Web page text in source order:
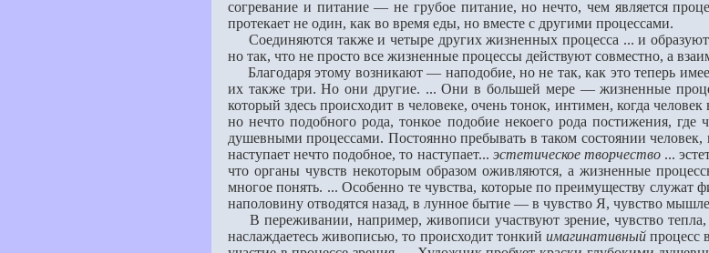
согревание и питание — не грубое питание, но нечто, чем является
протекает не один, как во время еды, но вместе с другими процессами.
Соединяются также и четыре других жизненных процесса ... и
но так, что не просто все жизненные процессы действу­ют совместно, а
Благодаря этому возникают — наподобие, но не так, как это теперь
их также три. Но они другие. ... Они в большей мере — жиз­ненные
который здесь проис­ходит в человеке, очень тонок, интимен, когда
но нечто подобного рода, тонкое подобие некоего рода постижения,
душевными процессами. Постоянно пребывать в таком состоянии
наступает нечто подобное, то наступает... эстетическое творчество...
что органы чувств некоторым образом оживляются, а жизненные
многое понять. ... Особенно те чувства, которые по преимуществу служат
наполовину отводятся назад, в лунное бытие — в чувство Я, чувство
В переживании, например, живописи участвуют зрение, чувство
наслаждаетесь живописью, то происходит тонкий имагинативныйпроцесс